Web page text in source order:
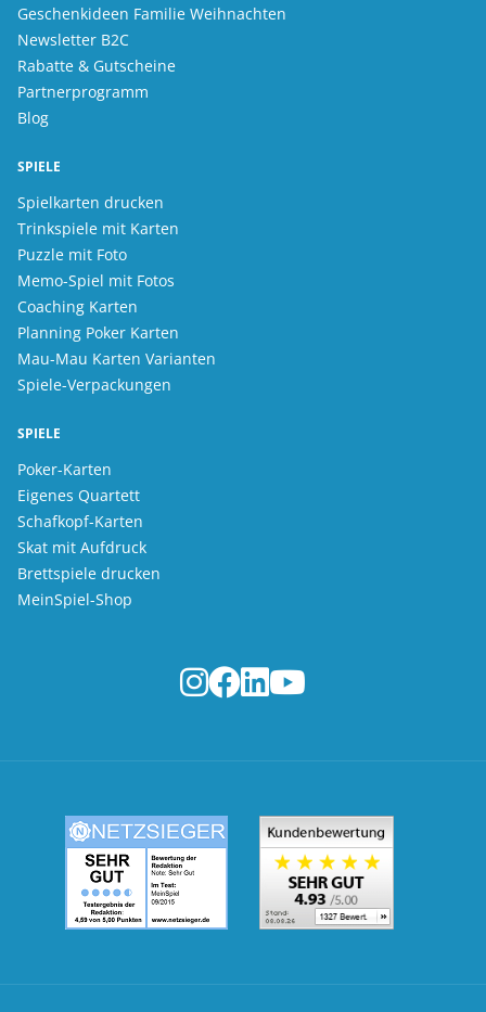
Geschenkideen Familie Weihnachten
Newsletter B2C
Rabatte & Gutscheine
Partnerprogramm
Blog
SPIELE
Spielkarten drucken
Trinkspiele mit Karten
Puzzle mit Foto
Memo-Spiel mit Fotos
Coaching Karten
Planning Poker Karten
Mau-Mau Karten Varianten
Spiele-Verpackungen
SPIELE
Poker-Karten
Eigenes Quartett
Schafkopf-Karten
Skat mit Aufdruck
Brettspiele drucken
MeinSpiel-Shop